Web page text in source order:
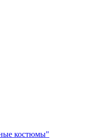
костюмы"